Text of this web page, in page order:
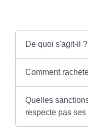
De quoi s'agit-il ?
Comment
Quelles
respecte pas